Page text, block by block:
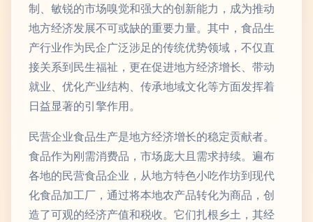
制、敏锐的市场嗅觉和强大的创新能力，成为推动
地方经济发展不可或缺的重要力量。其中，食品生
产行业作为民企广泛涉足的传统优势领域，不仅直
接关系到民生福祉，更在促进地方经济增长、带动
就业、优化产业结构、传承地域文化等方面发挥着
日益显著的引擎作用。
民营企业食品生产是地方经济增长的稳定贡献者。
食品作为刚需消费品，市场庞大且需求持续。遍布
各地的民营食品企业，从地方特色小吃作坊到现代
化食品加工厂，通过将本地农产品转化为商品，创
造了可观的经济产值和税收。它们扎根乡土，其经